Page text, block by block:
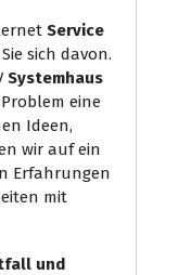
Service
sich davon.
Systemhaus
eine
Ideen,
wir auf ein
Erfahrungen
mit
und